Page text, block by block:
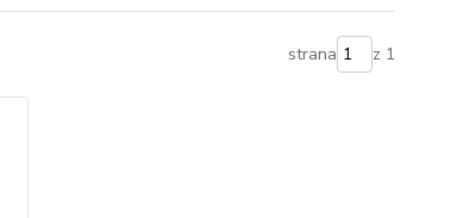
strana z 1